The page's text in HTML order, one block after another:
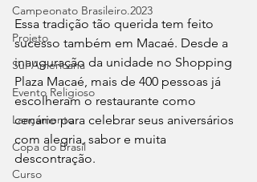
Campeonato Brasileiro.2023
Projeto
Sul-Americana
Evento Religioso
Lançamento
Copa do Brasil
Curso
Essa tradição tão querida tem feito
sucesso também em Macaé. Desde a
inauguração da unidade no Shopping
Plaza Macaé, mais de 400 pessoas já
escolheram o restaurante como
cenário para celebrar seus aniversários
com alegria, sabor e muita
descontração.